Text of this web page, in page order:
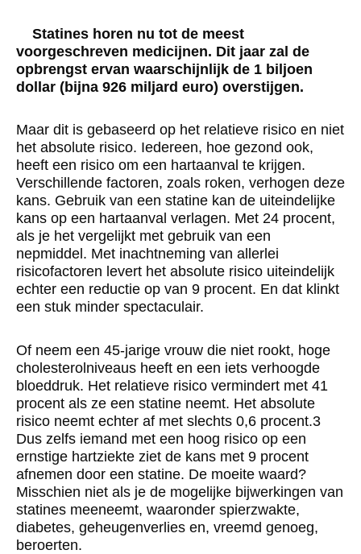
Statines horen nu tot de meest
voorgeschreven medicijnen. Dit jaar zal de
opbrengst ervan waarschijnlijk de 1 biljoen
dollar (bijna 926 miljard euro) overstijgen.
Maar dit is gebaseerd op het relatieve risico en niet
het absolute risico. Iedereen, hoe gezond ook,
heeft een risico om een hartaanval te krijgen.
Verschillende factoren, zoals roken, verhogen deze
kans. Gebruik van een statine kan de uiteindelijke
kans op een hartaanval verlagen. Met 24 procent,
als je het vergelijkt met gebruik van een
nepmiddel. Met inachtneming van allerlei
risicofactoren levert het absolute risico uiteindelijk
echter een reductie op van 9 procent. En dat klinkt
een stuk minder spectaculair.
Of neem een 45-jarige vrouw die niet rookt, hoge
cholesterolniveaus heeft en een iets verhoogde
bloeddruk. Het relatieve risico vermindert met 41
procent als ze een statine neemt. Het absolute
risico neemt echter af met slechts 0,6 procent.3
Dus zelfs iemand met een hoog risico op een
ernstige hartziekte ziet de kans met 9 procent
afnemen door een statine. De moeite waard?
Misschien niet als je de mogelijke bijwerkingen van
statines meeneemt, waaronder spierzwakte,
diabetes, geheugenverlies en, vreemd genoeg,
beroerten.